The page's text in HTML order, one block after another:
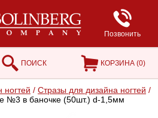
Позвонить
ПОИСК КОРЗИНА (0)
ногтей / Стразы для дизайна ногтей /
№3 в баночке (50шт.) d-1,5мм